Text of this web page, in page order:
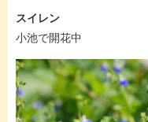
スイレン
小池で開花中